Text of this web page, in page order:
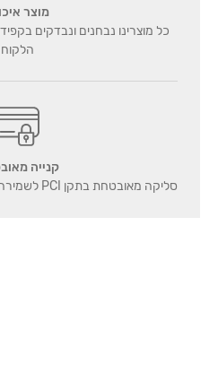
מוצר
כל מוצרינו נבחנים ונבדקים
הלקוח
קנייה
סליקה מאובטחת בתקן PCI לשמירה מקסימלית על המידע שלכם